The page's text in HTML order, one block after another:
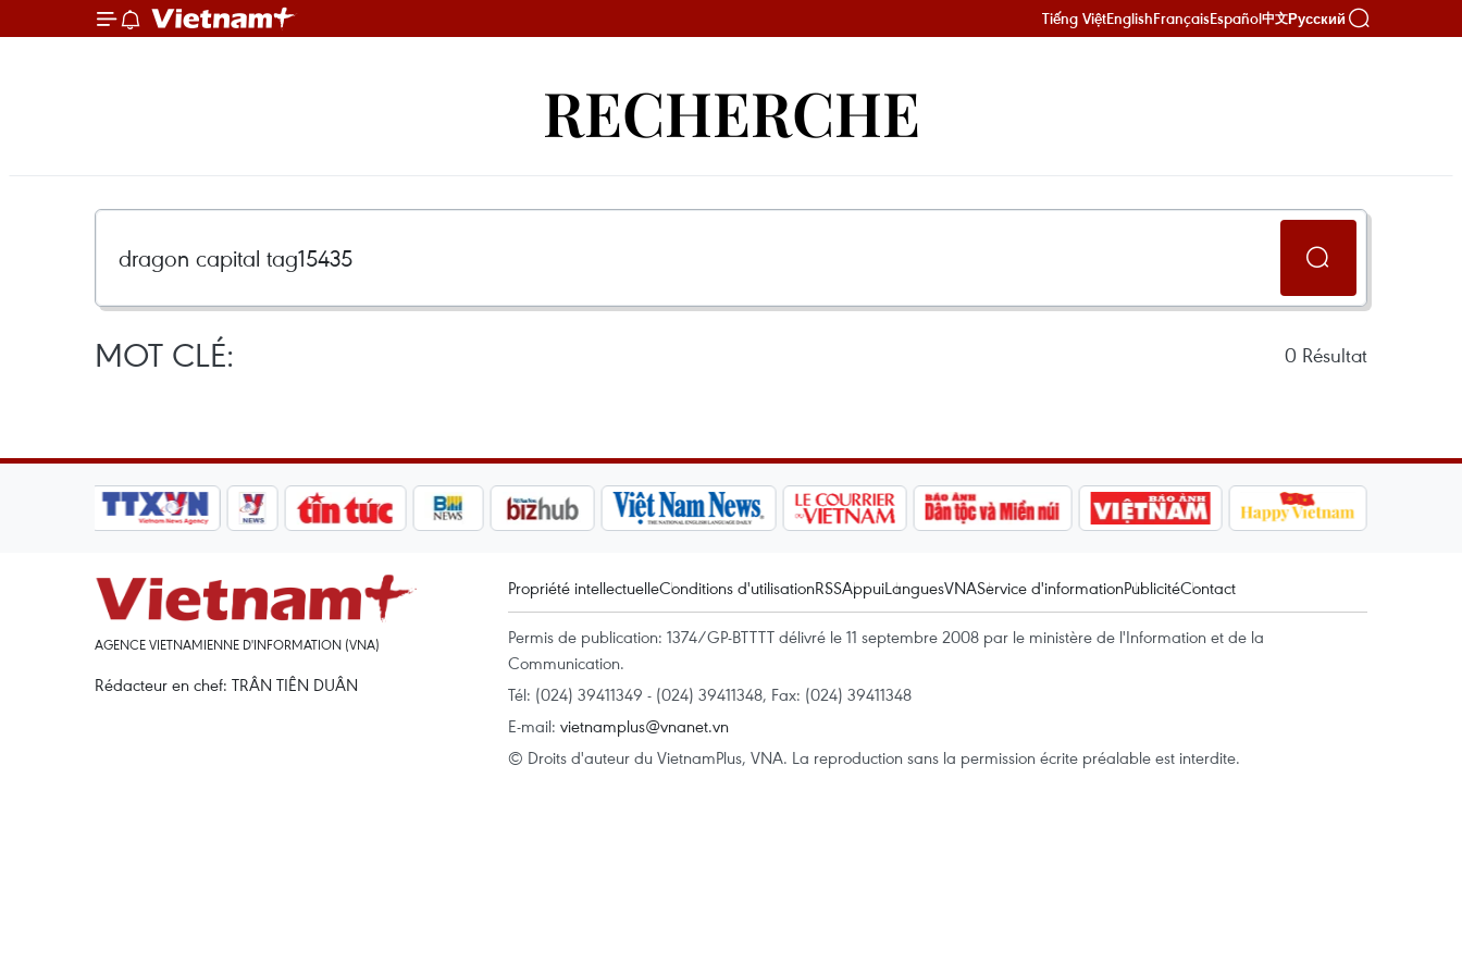
Tiếng ViệtEnglishFrançaisEspañol中文Русский
RECHERCHE
MOT CLÉ: 0 Résultat
AGENCE VIETNAMIENNE D'INFORMATION (VNA)
Rédacteur en chef: TRÂN TIÊN DUÂN
Propriété intellectuelleConditions d'utilisationRSSAppuiLanguesVNAService d'informationPublicitéContact
Permis de publication: 1374/GP-BTTTT délivré le 11 septembre 2008 par le ministère de l'Information et de la
Communication.
Tél: (024) 39411349 - (024) 39411348, Fax: (024) 39411348
E-mail: vietnamplus@vnanet.vn
© Droits d'auteur du VietnamPlus, VNA. La reproduction sans la permission écrite préalable est interdite.